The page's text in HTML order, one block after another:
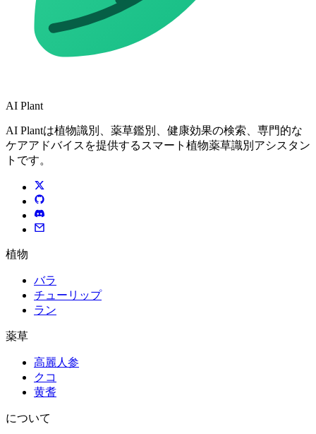
AI Plant
AI Plantは植物識別、薬草鑑別、健康効果の検索、専門的な
ケアアドバイスを提供するスマート植物薬草識別アシスタン
トです。
植物
バラ
チューリップ
ラン
薬草
高麗人参
クコ
黄耆
について